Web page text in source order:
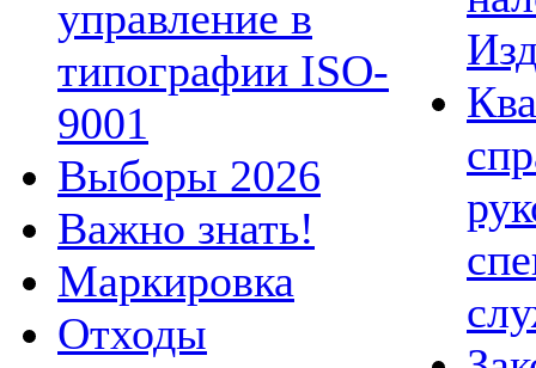
управление в
типографии ISO-
9001
Выборы 2026
Важно знать!
Маркировка
Отходы